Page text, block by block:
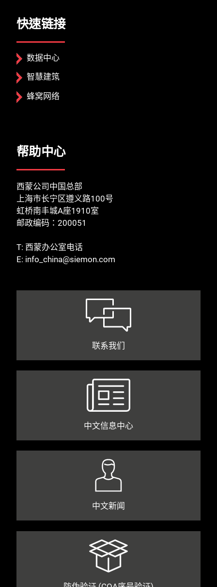
快速链接
数据中心
智慧建筑
蜂窝网络
帮助中心
西蒙公司中国总部
上海市长宁区遵义路100号
虹桥南丰城A座1910室
邮政编码：200051
T: 西蒙办公室电话
E: info_china@siemon.com
联系我们
中文信息中心
中文新闻